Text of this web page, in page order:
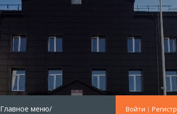
Войти |
Главное меню/